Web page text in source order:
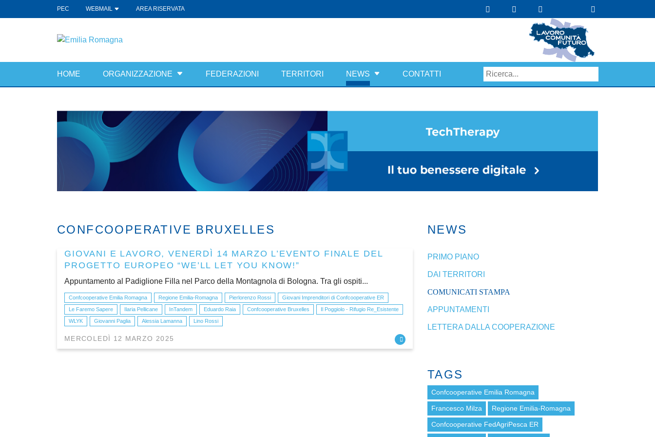
PEC WEBMAIL AREA RISERVATA
HOME ORGANIZZAZIONE FEDERAZIONI TERRITORI NEWS CONTATTI
CONFCOOPERATIVE BRUXELLES
GIOVANI E LAVORO, VENERDÌ 14 MARZO L’EVENTO FINALE DEL
PROGETTO EUROPEO “WE’LL LET YOU KNOW!”
Appuntamento al Padiglione Filla nel Parco della Montagnola di Bologna. Tra gli ospiti...
Confcooperative Emilia Romagna Regione Emilia-Romagna Pierlorenzo Rossi
Giovani Imprenditori di Confcooperative ER
Le Faremo Sapere
Ilaria Pellicane InTandem Eduardo Raia Confcooperative Bruxelles
Il Poggiolo - Rifugio Re_Esistente
WLYK
Giovanni Paglia Alessia Lamanna Lino Rossi
MERCOLEDÌ 12 MARZO 2025
NEWS
PRIMO PIANO
DAI TERRITORI
COMUNICATI STAMPA
APPUNTAMENTI
LETTERA DALLA COOPERAZIONE
TAGS
Confcooperative Emilia Romagna
Francesco Milza Regione Emilia-Romagna
Confcooperative FedAgriPesca ER